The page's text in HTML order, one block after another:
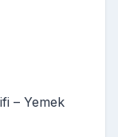
– Yemek